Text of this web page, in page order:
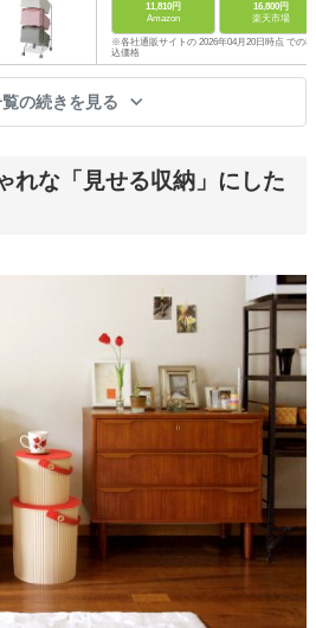
11,810円
Amazon
16,800円
楽天市場
※各社通販サイトの 2026年04月20日時点 での税
込価格
の続きを見る
れな「見せる収納」にした